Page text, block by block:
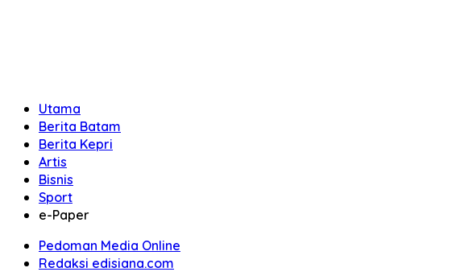
Utama
Berita Batam
Berita Kepri
Artis
Bisnis
Sport
e-Paper
Pedoman Media Online
Redaksi edisiana.com